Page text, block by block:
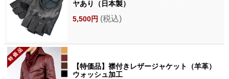
ヤあり（日本製）
5,500円 (税込)
【特価品】襟付きレザージャケット（羊革）
ウォッシュ加工